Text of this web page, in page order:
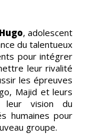
, adolescent
du talentueux
pour intégrer
leur rivalité
les épreuves
Majid et leurs
leur vision du
humaines pour
groupe.